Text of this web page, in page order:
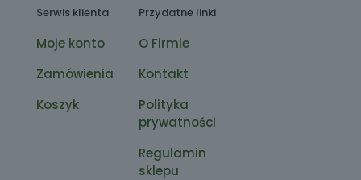
Serwis klienta
Moje konto
Zamówienia
Koszyk
Przydatne linki
O Firmie
Kontakt
Polityka
prywatności
Regulamin
sklepu